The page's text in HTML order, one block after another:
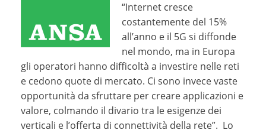
“Internet cresce
costantemente del 15%
all’anno e il 5G si diffonde
nel mondo, ma in Europa
gli operatori hanno difficoltà a investire nelle reti
e cedono quote di mercato. Ci sono invece vaste
opportunità da sfruttare per creare applicazioni e
valore, colmando il divario tra le esigenze dei
verticali e l’offerta di connettività della rete”. Lo